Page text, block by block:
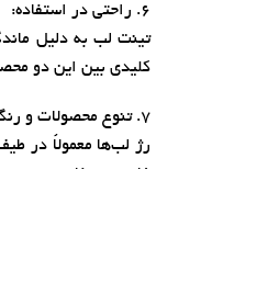
6. راحتی در استفاده:
تینت لب به دلیل
کلیدی بین این دو
7. تنوع محصولات و رنگ‌ها:
رژ لب‌ها معمولاً در
خاص و متفاوت هستید،